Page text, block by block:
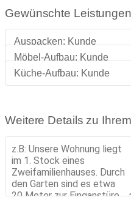
Gewünschte
Weitere Details zu